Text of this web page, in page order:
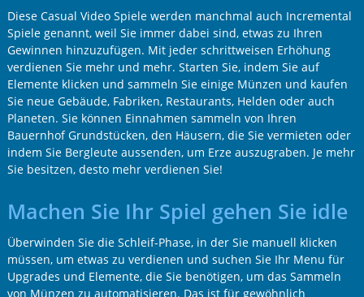
Diese Casual Video Spiele werden manchmal auch Incremental
Spiele genannt, weil Sie immer dabei sind, etwas zu Ihren
Gewinnen hinzuzufügen. Mit jeder schrittweisen Erhöhung
verdienen Sie mehr und mehr. Starten Sie, indem Sie auf
Elemente klicken und sammeln Sie einige Münzen und kaufen
Sie neue Gebäude, Fabriken, Restaurants, Helden oder auch
Planeten. Sie können Einnahmen sammeln von Ihren
Bauernhof Grundstücken, den Häusern, die Sie vermieten oder
indem Sie Bergleute aussenden, um Erze auszugraben. Je mehr
Sie besitzen, desto mehr verdienen Sie!
Machen Sie Ihr Spiel gehen Sie idle
Überwinden Sie die Schleif-Phase, in der Sie manuell klicken
müssen, um etwas zu verdienen und suchen Sie Ihr Menu für
Upgrades und Elemente, die Sie benötigen, um das Sammeln
von Münzen zu automatisieren. Das ist für gewöhnlich